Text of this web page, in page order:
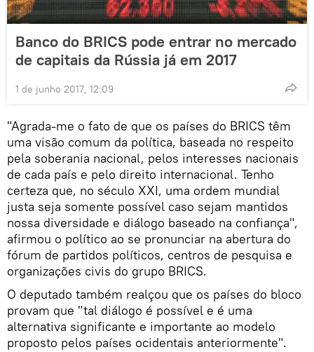
Banco do BRICS pode entrar no mercado
de capitais da Rússia já em 2017
1 de junho 2017, 12:09
"Agrada-me o fato de que os países do BRICS têm
uma visão comum da política, baseada no respeito
pela soberania nacional, pelos interesses nacionais
de cada país e pelo direito internacional. Tenho
certeza que, no século XXI, uma ordem mundial
justa seja somente possível caso sejam mantidos
nossa diversidade e diálogo baseado na confiança",
afirmou o político ao se pronunciar na abertura do
fórum de partidos políticos, centros de pesquisa e
organizações civis do grupo BRICS.
O deputado também realçou que os países do bloco
provam que "tal diálogo é possível e é uma
alternativa significante e importante ao modelo
proposto pelos países ocidentais anteriormente".